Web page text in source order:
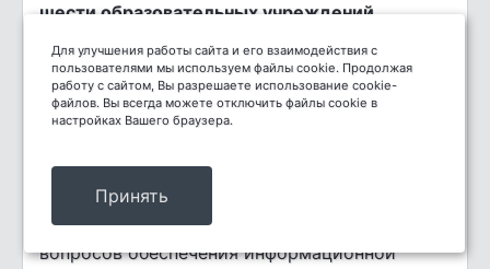
шести образовательных учреждений.
Фото:https://vk.com/album-
143024443_313332103
«Информационная безопасность»
касались самых актуальных тем: от игровых
проектов и программного обеспечения до
вопросов обеспечения информационной
Для улучшения работы сайта и его взаимодействия с
пользователями мы используем файлы cookie. Продолжая
работу с сайтом, Вы разрешаете использование cookie-
файлов. Вы всегда можете отключить файлы cookie в
настройках Вашего браузера.
Принять